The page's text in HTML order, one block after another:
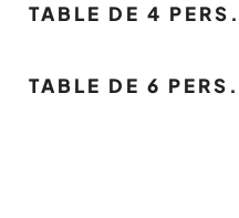
TABLE DE 4 PERS.
TABLE DE 6 PERS.